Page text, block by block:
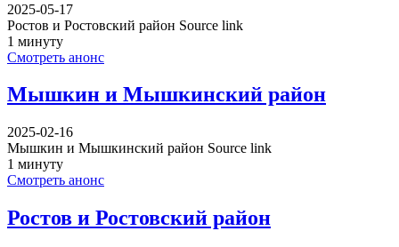
2025-05-17
Ростов и Ростовский район Source link
1 минуту
Смотреть анонс
Мышкин и Мышкинский район
2025-02-16
Мышкин и Мышкинский район Source link
1 минуту
Смотреть анонс
Ростов и Ростовский район